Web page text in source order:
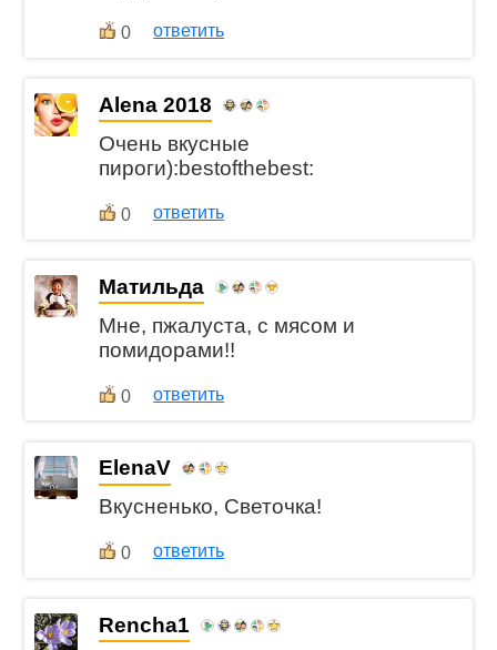
0 ответить
Alena 2018
Очень вкусные
пироги):bestofthebest:
0 ответить
Матильда
Мне, пжалуста, с мясом и
помидорами!!
0 ответить
ElenaV
Вкусненько, Светочка!
0 ответить
Rencha1